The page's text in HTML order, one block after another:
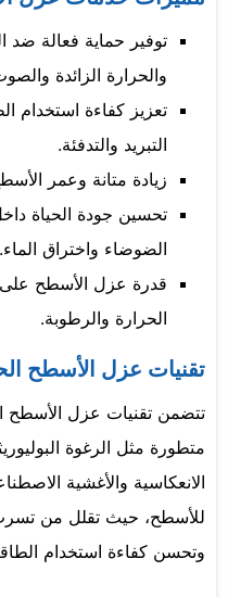
توفير حماية فعالة ضد
والحرارة الزائدة
تعزيز كفاءة استخدام
التبريد والتدفئة.
زيادة متانة وعمر
تحسين جودة الحياة
الضوضاء واختراق الماء.
قدرة عزل الأسطح على
الحرارة والرطوبة.
تقنيات عزل الأسطح
تتضمن تقنيات عزل الأسطح
متطورة مثل الرغوة
الانعكاسية والأغشية
للأسطح، حيث تقلل من تسرب
وتحسن كفاءة استخدام